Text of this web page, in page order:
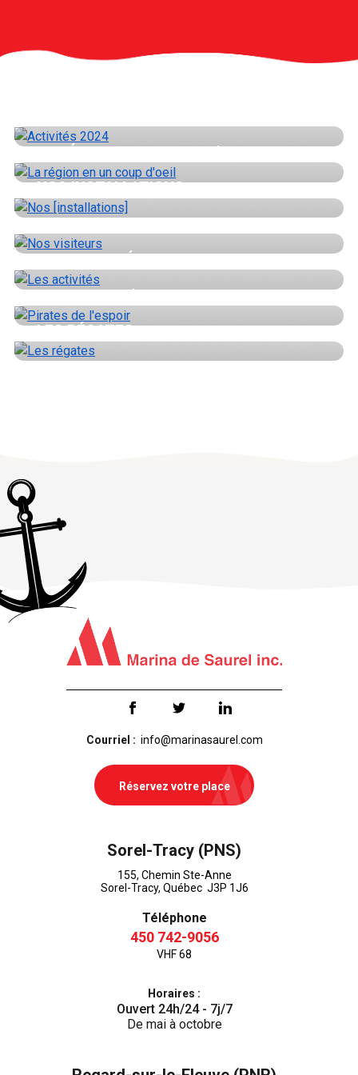
LA RÉGION EN UN COUP D'OEIL
NOS INSTALLATIONS
NOS VISITEURS
LES ACTIVITÉS
PIRATES DE L'ESPOIR
LES RÉGATES
Sorel-Tracy (PNS)
155, Chemin Ste-Anne
Sorel-Tracy, Québec J3P 1J6
Téléphone
450 742-9056
VHF 68
Horaires :
Ouvert 24h/24 - 7j/7
De mai à octobre
Courriel : info@marinasaurel.com
Réservez votre place